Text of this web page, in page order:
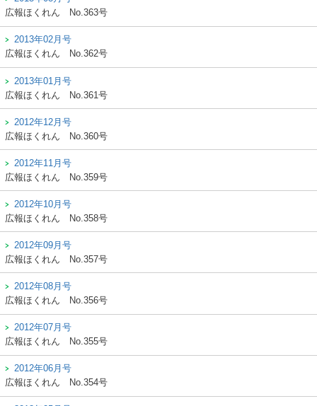
広報ほくれん
No.363号
2013年02月号
広報ほくれん
No.362号
2013年01月号
広報ほくれん
No.361号
2012年12月号
広報ほくれん
No.360号
2012年11月号
広報ほくれん
No.359号
2012年10月号
広報ほくれん
No.358号
2012年09月号
広報ほくれん
No.357号
2012年08月号
広報ほくれん
No.356号
2012年07月号
広報ほくれん
No.355号
2012年06月号
広報ほくれん
No.354号